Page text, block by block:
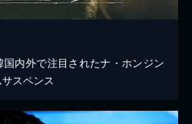
内外で注目されたナ・ホンジン
スペンス